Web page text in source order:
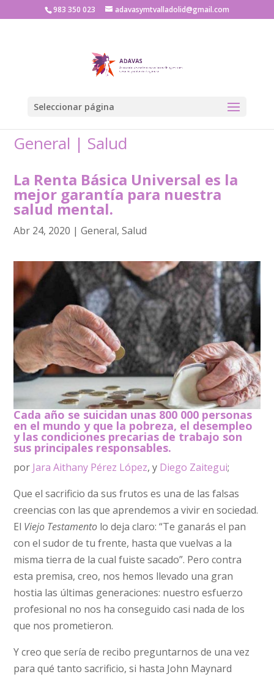
983 350 023 adavasymtvalladolid@gmail.com
Seleccionar página
General | Salud
La Renta Básica Universal es la
mejor garantía para nuestra
salud mental.
Abr 24, 2020 |General,Salud
Cada año se suicidan unas 800 000 personas
en el mundo y que la pobreza, el desempleo
y las condiciones precarias de trabajo son
sus principales responsables.
por Jara Aithany Pérez López, y Diego Zaitegui;
Que el sacrificio da sus frutos es una de las falsas
creencias con las que aprendemos a vivir en sociedad.
El Viejo Testamento lo deja claro: “Te ganarás el pan
con el sudor de tu frente, hasta que vuelvas a la
misma tierra de la cual fuiste sacado”. Pero contra
esta premisa, creo, nos hemos llevado una gran
hostia las últimas generaciones: nuestro esfuerzo
profesional no nos ha conseguido casi nada de los
que nos prometieron.
Y creo que sería de recibo preguntarnos de una vez
para qué tanto sacrificio, si hasta John Maynard